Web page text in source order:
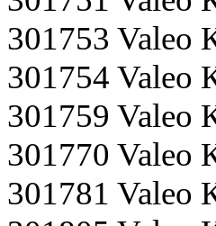
301753 Valeo
301754 Valeo
301759 Valeo
301770 Valeo
301781 Valeo